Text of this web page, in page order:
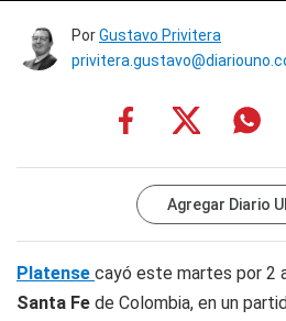
PorGustavo Privitera
Agregar Diario
Platense cayó este martes por 2
Santa Fe de Colombia, en un